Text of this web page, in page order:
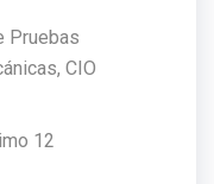
Pruebas
CIO
12